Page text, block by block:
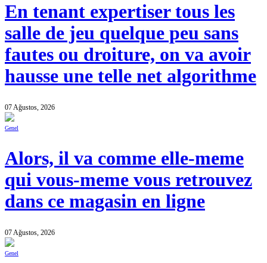
En tenant expertiser tous les
salle de jeu quelque peu sans
fautes ou droiture, on va avoir
hausse une telle net algorithme
07 Ağustos, 2026
Genel
Alors, il va comme elle-meme
qui vous-meme vous retrouvez
dans ce magasin en ligne
07 Ağustos, 2026
Genel